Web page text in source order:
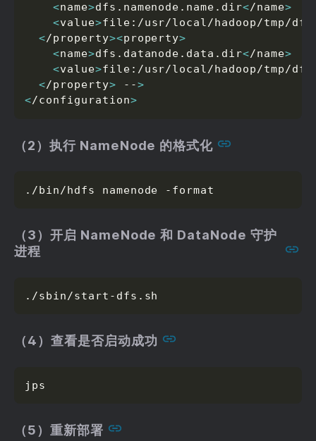
<name>dfs.namenode.name.dir</name>
<value>file:/usr/local/hadoop/tmp/dfs/
</property><property>
<name>dfs.datanode.data.dir</name>
<value>file:/usr/local/hadoop/tmp/
</property> -->
</configuration>
（2）执行 NameNode 的格式化
./bin/hdfs namenode -format
（3）开启 NameNode 和 DataNode 守护
进程
./sbin/start-dfs.sh
（4）查看是否启动成功
jps
（5）重新部署